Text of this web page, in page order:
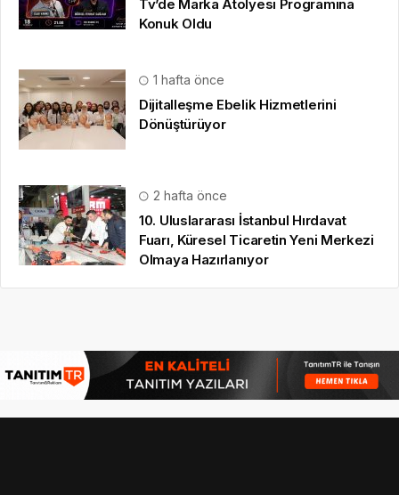
Tv’de Marka Atölyesi Programına
Konuk Oldu
1 hafta önce
Dijitalleşme Ebelik Hizmetlerini
Dönüştürüyor
2 hafta önce
10. Uluslararası İstanbul Hırdavat
Fuarı, Küresel Ticaretin Yeni Merkezi
Olmaya Hazırlanıyor